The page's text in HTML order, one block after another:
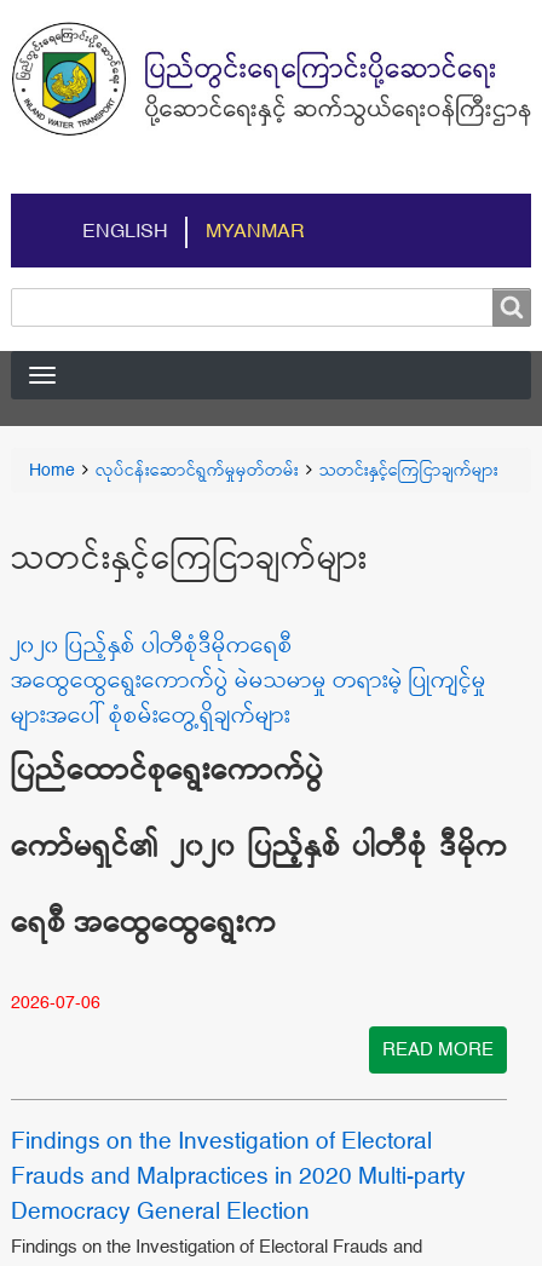
ENGLISH MYANMAR
Search
Breadcrumbs
You
Home လုပ်ငန်းဆောင်ရွက်မှုမှတ်တမ်း သတင်းနှင့်ကြေငြာချက်များ
သတင်းနှင့်ကြေငြာချက်များ
၂၀၂၀ ပြည့်နှစ် ပါတီစုံဒီမိုကရေစီ
အထွေထွေရွေးကောက်ပွဲ မဲမသမာမှု တရားမဲ့ ပြုကျင့်မှု
များအပေါ် စုံစမ်းတွေ့ရှိချက်များ
ပြည်ထောင်စုရွေးကောက်ပွဲ
ကော်မရှင်၏ ၂၀၂၀ ပြည့်နှစ် ပါတီစုံ ဒီမိုက
ရေစီ အထွေထွေရွေးက
2026-07-06
READ MORE
Findings on the Investigation of Electoral
Frauds and Malpractices in 2020 Multi-party
Democracy General Election
Findings on the Investigation of Electoral Frauds and